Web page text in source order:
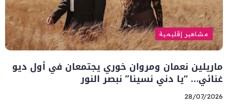
مشاهير إقليمية
ماريلين نعمان ومروان خوري يجتمعان في أول ديو
غنائي… “يا دني نسينا” نبصر النور
28/07/2026